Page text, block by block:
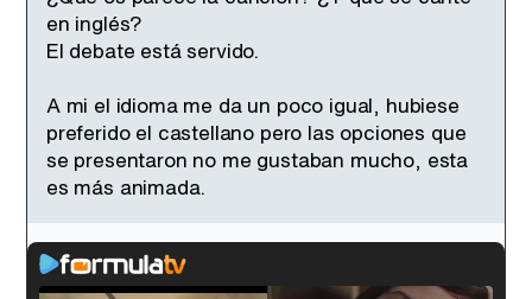
en inglés?
El debate está servido.
A mi el idioma me da un poco igual, hubiese
preferido el castellano pero las opciones que
se presentaron no me gustaban mucho, esta
es más animada.